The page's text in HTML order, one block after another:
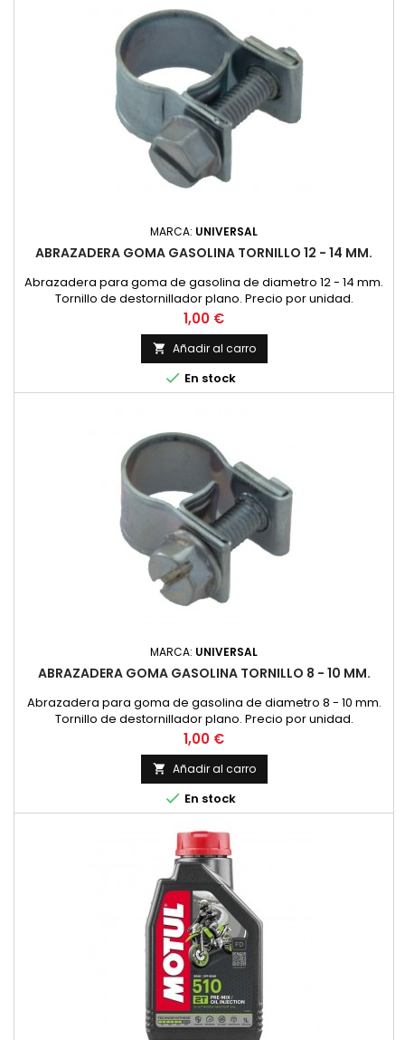
MARCA: UNIVERSAL
ABRAZADERA GOMA GASOLINA TORNILLO 12 - 14 MM.
Abrazadera para goma de gasolina de diametro 12 - 14 mm.
Tornillo de destornillador plano. Precio por unidad.
Precio
1,00 €
 Añadir al carro
 En stock
MARCA: UNIVERSAL
ABRAZADERA GOMA GASOLINA TORNILLO 8 - 10 MM.
Abrazadera para goma de gasolina de diametro 8 - 10 mm.
Tornillo de destornillador plano. Precio por unidad.
Precio
1,00 €
 Añadir al carro
 En stock